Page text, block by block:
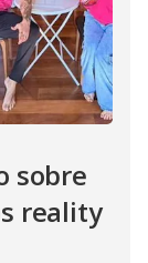
sobre
reality